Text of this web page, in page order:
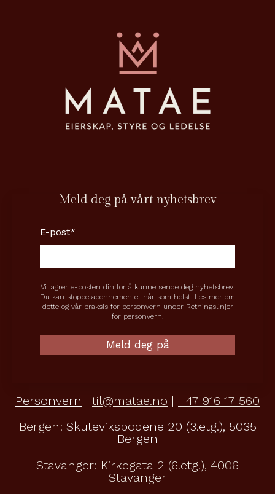
Meld deg på vårt nyhetsbrev
E-post*
Vi lagrer e-posten din for å kunne sende deg nyhetsbrev.
Du kan stoppe abonnementet når som helst. Les mer om
dette og vår praksis for personvern under Retningslinjer
for personvern.
Personvern | til@matae.no | +47 916 17 560
Bergen: Skuteviksbodene 20 (3.etg.), 5035
Bergen
Stavanger: Kirkegata 2 (6.etg.), 4006
Stavanger